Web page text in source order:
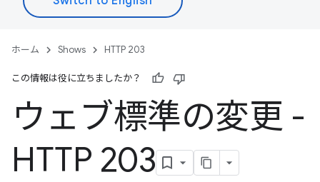
ホーム Shows HTTP 203
この情報は役に立ちましたか？
ウェブ標準の変更 -
HTTP 203